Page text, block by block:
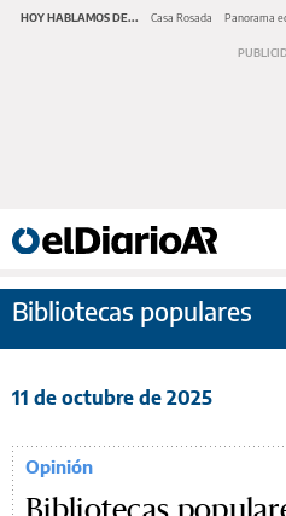
HOY HABLAMOS DE... Casa Rosada Panorama
Bibliotecas populares
11 de octubre de 2025
Opinión